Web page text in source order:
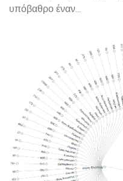
υπόβαθρο έναν...